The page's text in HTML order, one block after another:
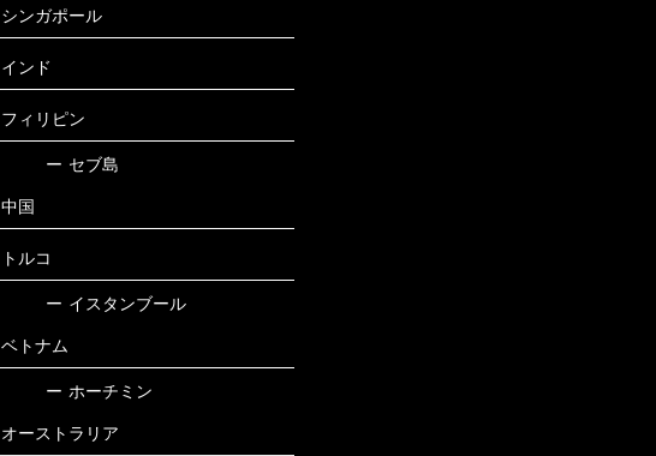
シンガポール
インド
フィリピン
ー セブ島
中国
トルコ
ー イスタンブール
ベトナム
ー ホーチミン
オーストラリア